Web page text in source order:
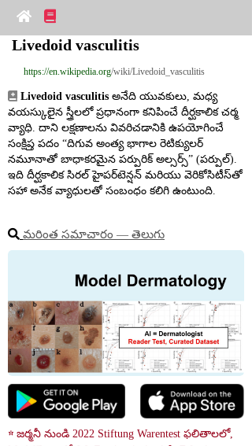
Livedoid vasculitis
https://en.wikipedia.org/wiki/Livedoid_vasculitis
Livedoid vasculitis అనేది యువకులు, మధ్య
వయస్కులైన స్త్రీలలో ప్రధానంగా కనిపించే దీర్ఘకాలిక చర్మ
వ్యాధి. దాని లక్షణాలను వివరిచడానికి ఉపయోగించే
సంక్షిప్త పదం “దిగువ అంత్య భాగాల రెటిక్యులర్
నమూనాతో బాధాకరమైన పర్పురిక్ అల్సర్స్” (పర్పుల్).
ఇది దీర్ఘకాలిక సిరల్ హైపర్‌టెన్షన్ మరియు వెరికోసిటీస్‌తో
సహా అనేక వ్యాధులతో సంబంధం కలిగి ఉంటుంది.
మరింత సమాచారం ― తెలుగు
☆ జర్మనీ నుండి 2022 Stiftung Warentest ఫలితాలలో,